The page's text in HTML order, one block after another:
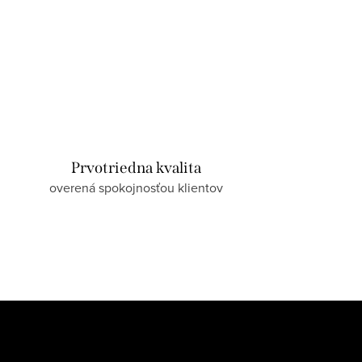
Prvotriedna kvalita
overená spokojnosťou klientov